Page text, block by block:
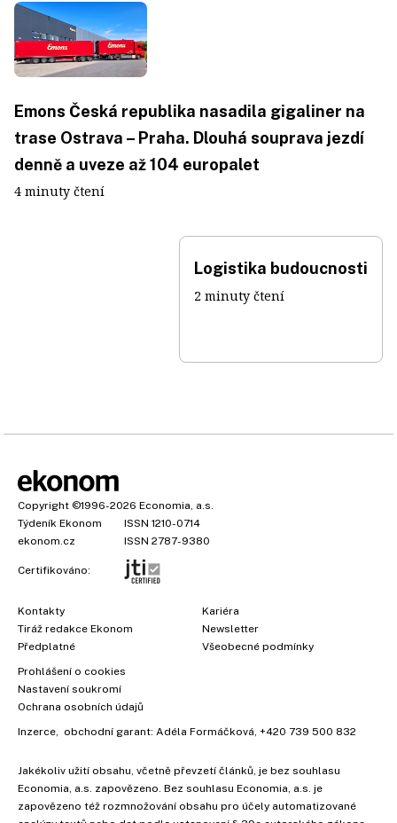
Emons Česká republika nasadila gigaliner na
trase Ostrava – Praha. Dlouhá souprava jezdí
denně a uveze až 104 europalet
4 minuty čtení
Logistika budoucnosti
2 minuty čtení
Copyright ©1996-2026 Economia, a.s.
Týdeník Ekonom
ISSN 1210-0714
ekonom.cz
ISSN 2787-9380
Certifikováno:
Kontakty
Tiráž redakce Ekonom
Předplatné
Kariéra
Newsletter
Všeobecné podmínky
Prohlášení o cookies
Nastavení soukromí
Ochrana osobních údajů
Inzerce , obchodní garant: Adéla Formáčková +420 739 500 832
Jakékoliv užití obsahu, včetně převzetí článků, je bez souhlasu
Economia, a.s. zapovězeno. Bez souhlasu Economia, a.s. je
zapovězeno též rozmnožování obsahu pro účely automatizované